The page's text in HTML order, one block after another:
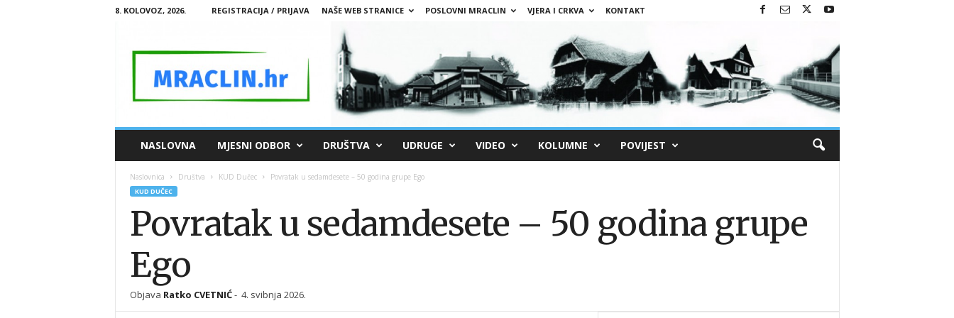
8. KOLOVOZ, 2026. REGISTRACIJA / PRIJAVA NAŠE WEB STRANICE POSLOVNI MRACLIN VJERA I CRKVA KONTAKT
M
A
NASLOVNA MJESNI ODBOR DRUŠTVA UDRUGE VIDEO KOLUMNE POVIJEST
Naslovnica Društva KUD Dučec Povratak u sedamdesete – 50 godina grupe Ego
KUD DUČEC
Povratak u sedamdesete – 50 godina grupe
Ego
Objava Ratko CVETNIĆ- 4. svibnja 2026.